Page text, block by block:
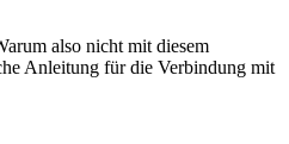
also nicht mit diesem
Anleitung für die Verbindung mit